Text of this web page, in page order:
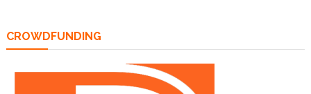
CROWDFUNDING